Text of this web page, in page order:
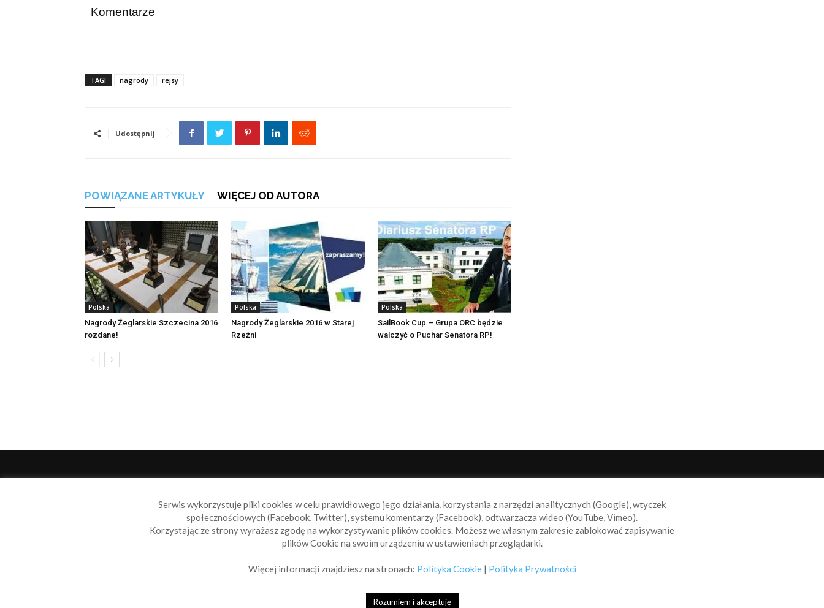
Komentarze
TAGI nagrody rejsy
Udostępnij
POWIĄZANE ARTYKUŁY WIĘCEJ OD AUTORA
Polska
Nagrody Żeglarskie Szczecina 2016
rozdane!
Polska
Nagrody Żeglarskie 2016 w Starej
Rzeźni
Polska
SailBook Cup – Grupa ORC będzie
walczyć o Puchar Senatora RP!
Sailbook.pl to miejsce dla wszystkich, którzy szukają aktualnych
wiadomości ze świata żeglarstwa, świata motorowodniactwa i
nie tylko.
Skontaktuj się z nami:info@sailbook.pl
Serwis wykorzystuje pliki cookies w celu prawidłowego jego działania, korzystania z narzędzi analitycznych (Google), wtyczek
społecznościowych (Facebook, Twitter), systemu komentarzy (Facebook), odtwarzacza wideo (YouTube, Vimeo).
Korzystając ze strony wyrażasz zgodę na wykorzystywanie plików cookies. Możesz we własnym zakresie zablokować zapisywanie
plików Cookie na swoim urządzeniu w ustawieniach przeglądarki.
Więcej informacji znajdziesz na stronach: Polityka Cookie| Polityka Prywatności
Rozumiem i akceptuję